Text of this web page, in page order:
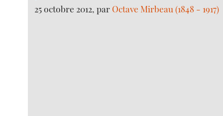
25 octobre 2012, par Octave Mirbeau (1848 - 1917)